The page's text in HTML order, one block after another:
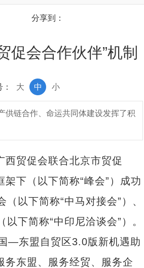
分享到：
促会合作伙伴”机制
小
中
大
供链合作、命运共同体建设发挥了积
贸促会联合北京市贸促
下（以下简称“峰会”）成功
以下简称“中马对接会”）、
下简称“中印尼洽谈会”）。
—东盟自贸区3.0版新机遇助
务东盟、服务经贸、服务企